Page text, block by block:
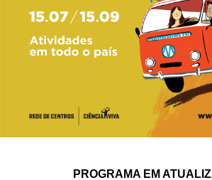
PROGRAMA EM